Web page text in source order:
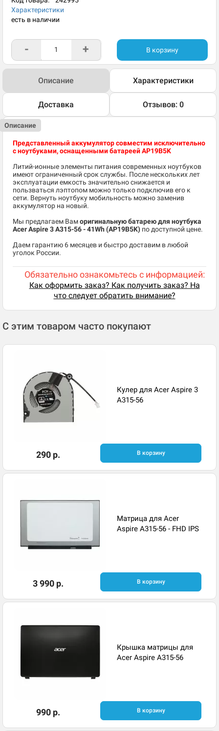
Характеристики
есть в наличии
- + В корзину
Описание Характеристики
Доставка Отзывов: 0
Описание
Представленный аккумулятор совместим исключительно
с ноутбуками, оснащенными батареей AP19B5K
Литий-ионные элементы питания современных ноутбуков
имеют ограниченный срок службы. После нескольких лет
эксплуатации емкость значительно снижается и
пользваться лэптопом можно только подключив его к
сети. Вернуть ноутбуку мобильность можно заменив
аккумулятор на новый.
Мы предлагаем Ваморигинальную батарею для ноутбука
Acer Aspire 3 A315-56- 41Wh (AP19B5K) по доступной цене.
Даем гарантию 6 месяцев и быстро доставим в любой
уголок России.
Обязательно ознакомьтесь с информацией:
Как оформить заказ? Как получить заказ? На
что следует обратить внимание?
С этим товаром часто покупают
Кулер для Acer Aspire 3
A315-56
290 р. В корзину
Матрица для Acer
Aspire A315-56 - FHD IPS
3 990 р. В корзину
Крышка матрицы для
Acer Aspire A315-56
990 р. В корзину